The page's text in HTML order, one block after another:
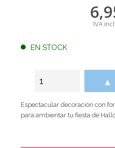
IVA
EN STOCK
▲
Espectacular decoración con
para ambientar tu fiesta de